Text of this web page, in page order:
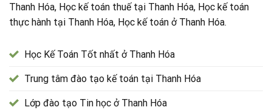
Thanh Hóa, Học kế toán thuế tại Thanh Hóa, Học kế toán
thực hành tại Thanh Hóa, Học kế toán ở Thanh Hóa.
Học Kế Toán Tốt nhất ở Thanh Hóa
Trung tâm đào tạo kế toán tại Thanh Hóa
Lớp đào tạo Tin học ở Thanh Hóa